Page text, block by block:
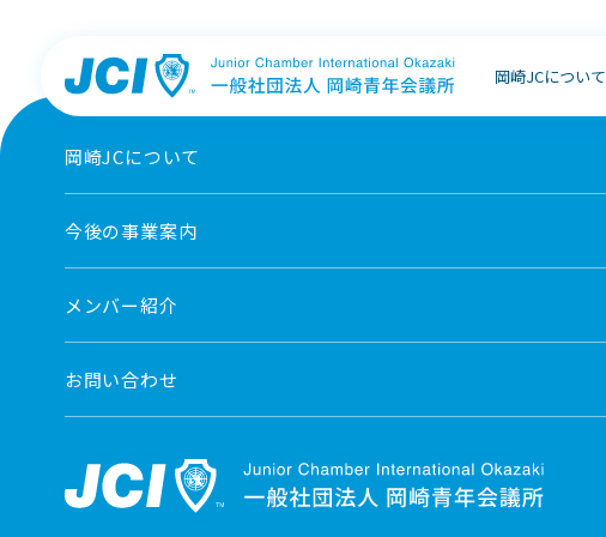
岡崎JCについて
岡崎JCについて
今後の事業案内
メンバー紹介
お問い合わせ